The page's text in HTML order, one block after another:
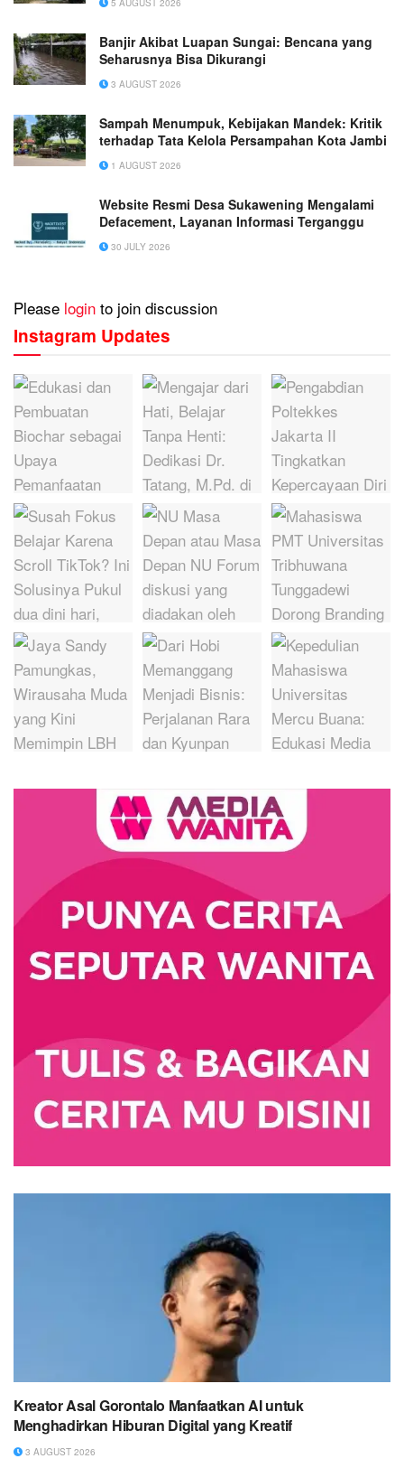
5 AUGUST 2026
Banjir Akibat Luapan Sungai: Bencana yang
Seharusnya Bisa Dikurangi
3 AUGUST 2026
Sampah Menumpuk, Kebijakan Mandek: Kritik
terhadap Tata Kelola Persampahan Kota Jambi
1 AUGUST 2026
Website Resmi Desa Sukawening Mengalami
Defacement, Layanan Informasi Terganggu
30 JULY 2026
Please login to join discussion
Instagram Updates
Kreator Asal Gorontalo Manfaatkan AI untuk
Menghadirkan Hiburan Digital yang Kreatif
3 AUGUST 2026